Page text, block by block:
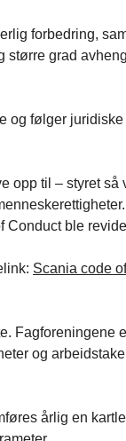
forbedring,
større grad
følger
opp til – styret
ble
Scania code
og
årlig en